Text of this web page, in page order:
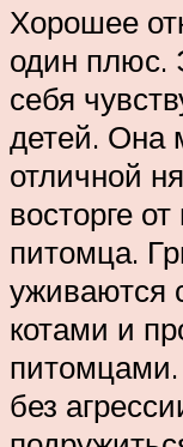
Хорошее
один плюс.
себя
детей. Она
отличной
восторге
питомца.
уживаются
котами и
без